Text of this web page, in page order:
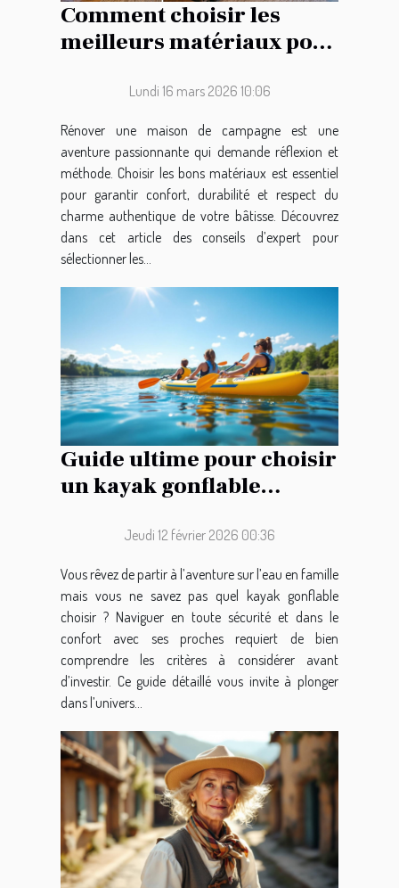
Comment choisir les
meilleurs matériaux pour
maison de campagne ?
Lundi 16 mars 2026 10:06
Rénover une maison de campagne est une
aventure passionnante qui demande réflexion et
méthode. Choisir les bons matériaux est essentiel
pour garantir confort, durabilité et respect du
charme authentique de votre bâtisse. Découvrez
dans cet article des conseils d’expert pour
sélectionner les...
Guide ultime pour choisir
un kayak gonflable
Jeudi 12 février 2026 00:36
Vous rêvez de partir à l’aventure sur l’eau en famille
mais vous ne savez pas quel kayak gonflable
choisir ? Naviguer en toute sécurité et dans le
confort avec ses proches requiert de bien
comprendre les critères à considérer avant
d’investir. Ce guide détaillé vous invite à plonger
dans l’univers...